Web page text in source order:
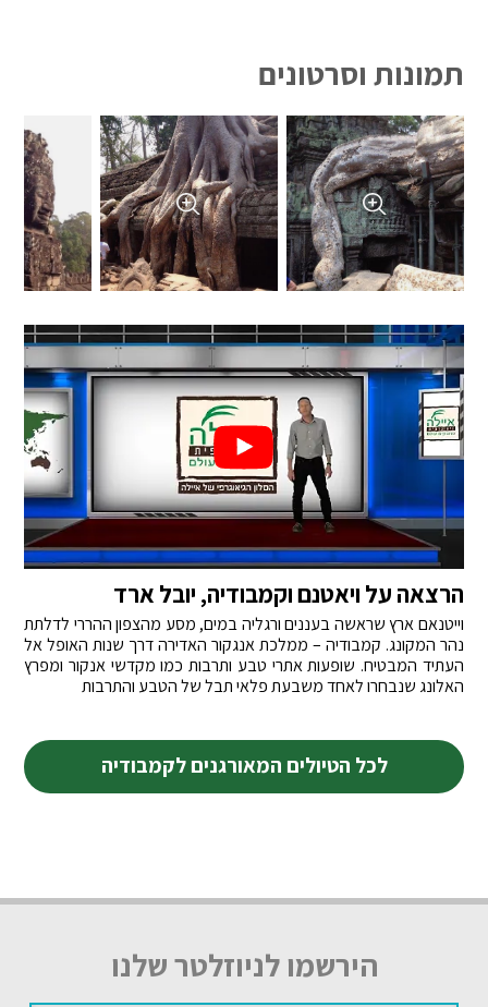
תמונות וסרטונים
הרצאה על ויאטנם וקמבודיה, יובל ארד
וייטנאם ארץ שראשה בעננים ורגליה במים, מסע מהצפון ההררי לדלתת
נהר המקונג. קמבודיה – ממלכת אנגקור האדירה דרך שנות האופל אל
העתיד המבטיח. שופעות אתרי טבע ותרבות כמו מקדשי אנקור ומפרץ
האלונג שנבחרו לאחד משבעת פלאי תבל של הטבע והתרבות
לכל הטיולים המאורגנים לקמבודיה
הירשמו לניוזלטר שלנו